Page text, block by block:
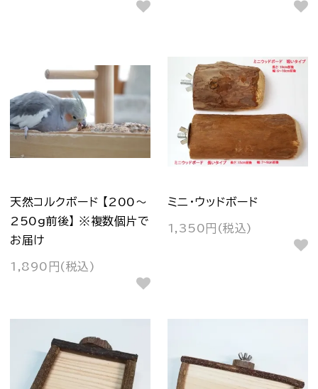
天然コルクボード 【200～
250g前後】 ※複数個片で
お届け
1,890円(税込)
ミニ・ウッドボード
1,350円(税込)